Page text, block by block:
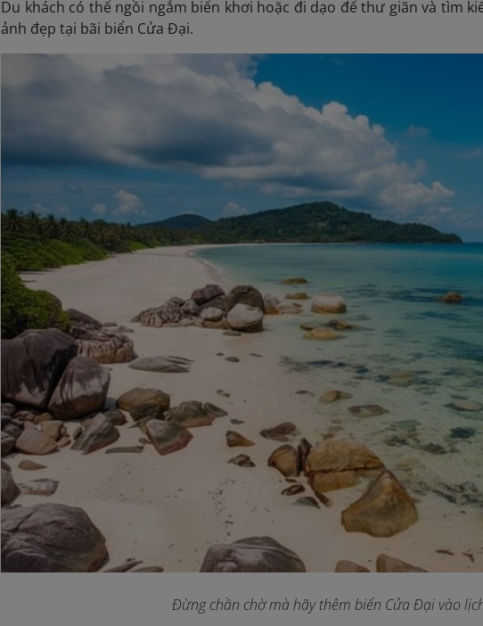
Du khách có thể ngồi ngắm biển khơi hoặc đi dạo để thư giãn và tìm
ảnh đẹp tại bãi biển Cửa Đại.
Đừng chần chờ mà hãy thêm biển Cửa Đại vào